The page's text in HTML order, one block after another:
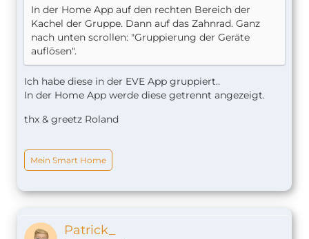
In der Home App auf den rechten Bereich der
Kachel der Gruppe. Dann auf das Zahnrad. Ganz
nach unten scrollen: "Gruppierung der Geräte
auflösen".
Ich habe diese in der EVE App gruppiert..
In der Home App werde diese getrennt angezeigt.
thx & greetz Roland
Mein Smart Home
Patrick_